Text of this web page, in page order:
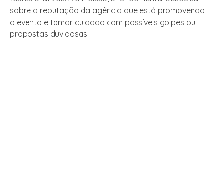
sobre a reputação da agência que está promovendo
o evento e tomar cuidado com possíveis golpes ou
propostas duvidosas.